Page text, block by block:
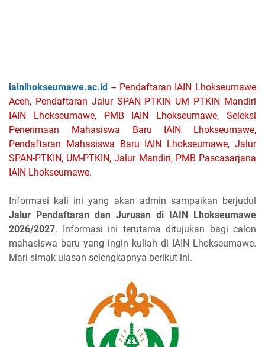
iainlhokseumawe.ac.id -- Pendaftaran IAIN Lhokseumawe
Aceh, Pendaftaran Jalur SPAN PTKIN UM PTKIN Mandiri
IAIN Lhokseumawe, PMB IAIN Lhokseumawe, Seleksi
Penerimaan Mahasiswa Baru IAIN Lhokseumawe,
Pendaftaran Mahasiswa Baru IAIN Lhokseumawe, Jalur
SPAN-PTKIN, UM-PTKIN, Jalur Mandiri, PMB Pascasarjana
IAIN Lhokseumawe.
Informasi kali ini yang akan admin sampaikan berjudul
Jalur Pendaftaran dan Jurusan di IAIN Lhokseumawe
2026/2027. Informasi ini terutama ditujukan bagi calon
mahasiswa baru yang ingin kuliah di IAIN Lhokseumawe.
Mari simak ulasan selengkapnya berikut ini.